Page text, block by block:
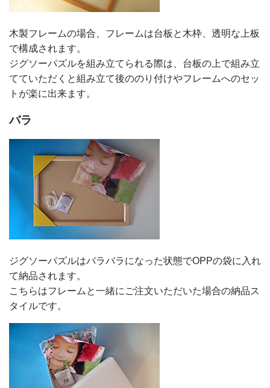
木製フレームの場合、フレームは台板と木枠、透明な上板
で構成されます。
ジグソーパズルを組み立てられる際は、台板の上で組み立
てていただくと組み立て後ののり付けやフレームへのセッ
トが楽に出来ます。
バラ
ジグソーパズルはバラバラになった状態でOPPの袋に入れ
て納品されます。
こちらはフレームと一緒にご注文いただいた場合の納品ス
タイルです。